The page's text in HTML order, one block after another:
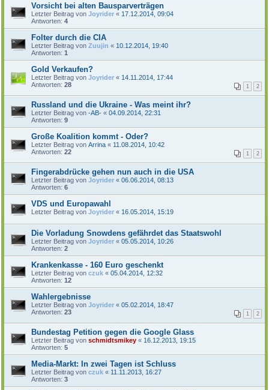
Vorsicht bei alten Bausparverträgen
Letzter Beitrag von Joyrider « 17.12.2014, 09:04
Antworten: 4
Folter durch die CIA
Letzter Beitrag von Zuujin « 10.12.2014, 19:40
Antworten: 1
Gold Verkaufen?
Letzter Beitrag von Joyrider « 14.11.2014, 17:44
Antworten: 28 1 2
Russland und die Ukraine - Was meint ihr?
Letzter Beitrag von -AB- « 04.09.2014, 22:31
Antworten: 9
Große Koalition kommt - Oder?
Letzter Beitrag von Arrina « 11.08.2014, 10:42
Antworten: 22 1 2
Fingerabdrücke gehen nun auch in die USA
Letzter Beitrag von Joyrider « 06.06.2014, 08:13
Antworten: 6
VDS und Europawahl
Letzter Beitrag von Joyrider « 16.05.2014, 15:19
Die Vorladung Snowdens gefährdet das Staatswohl
Letzter Beitrag von Joyrider « 05.05.2014, 10:26
Antworten: 2
Krankenkasse - 160 Euro geschenkt
Letzter Beitrag von czuk « 05.04.2014, 12:32
Antworten: 12
Wahlergebnisse
Letzter Beitrag von Joyrider « 05.02.2014, 18:47
Antworten: 23 1 2
Bundestag Petition gegen die Google Glass
Letzter Beitrag von schmidtsmikey « 16.12.2013, 19:15
Antworten: 5
Media-Markt: In zwei Tagen ist Schluss
Letzter Beitrag von czuk « 11.11.2013, 16:27
Antworten: 3